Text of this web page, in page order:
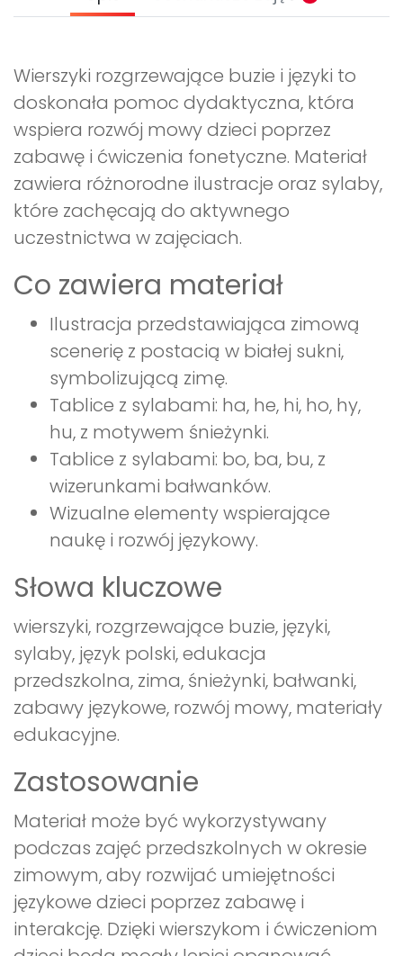
Wierszyki rozgrzewające buzie i języki to
doskonała pomoc dydaktyczna, która
wspiera rozwój mowy dzieci poprzez
zabawę i ćwiczenia fonetyczne. Materiał
zawiera różnorodne ilustracje oraz sylaby,
które zachęcają do aktywnego
uczestnictwa w zajęciach.
Co zawiera materiał
Ilustracja przedstawiająca zimową
scenerię z postacią w białej sukni,
symbolizującą zimę.
Tablice z sylabami: ha, he, hi, ho, hy,
hu, z motywem śnieżynki.
Tablice z sylabami: bo, ba, bu, z
wizerunkami bałwanków.
Wizualne elementy wspierające
naukę i rozwój językowy.
Słowa kluczowe
wierszyki, rozgrzewające buzie, języki,
sylaby, język polski, edukacja
przedszkolna, zima, śnieżynki, bałwanki,
zabawy językowe, rozwój mowy, materiały
edukacyjne.
Zastosowanie
Materiał może być wykorzystywany
podczas zajęć przedszkolnych w okresie
zimowym, aby rozwijać umiejętności
językowe dzieci poprzez zabawę i
interakcję. Dzięki wierszykom i ćwiczeniom